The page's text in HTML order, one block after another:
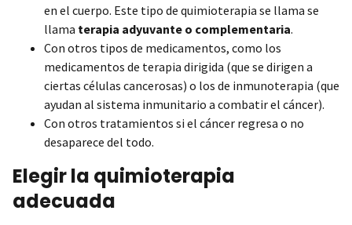
en el cuerpo. Este tipo de quimioterapia se llama se
llama terapia adyuvante o complementaria.
Con otros tipos de medicamentos, como los
medicamentos de terapia dirigida (que se dirigen a
ciertas células cancerosas) o los de inmunoterapia (que
ayudan al sistema inmunitario a combatir el cáncer).
Con otros tratamientos si el cáncer regresa o no
desaparece del todo.
Elegir la quimioterapia
adecuada